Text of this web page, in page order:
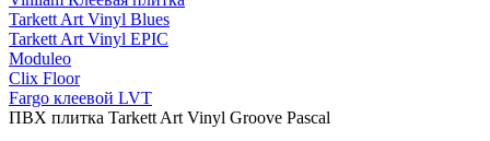
Tarkett Art Vinyl Blues
Tarkett Art Vinyl EPIC
Moduleo
Clix Floor
Fargo клеевой LVT
ПВХ плитка Tarkett Art Vinyl Groove Pascal